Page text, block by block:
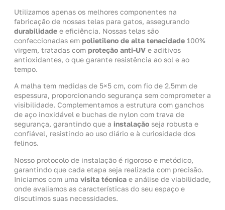
Utilizamos apenas os melhores componentes na
fabricação de nossas telas para gatos, assegurando
durabilidade e eficiência. Nossas telas são
confeccionadas em polietileno de alta tenacidade 100%
virgem, tratadas com proteção anti-UV e aditivos
antioxidantes, o que garante resistência ao sol e ao
tempo.
A malha tem medidas de 5×5 cm, com fio de 2.5mm de
espessura, proporcionando segurança sem comprometer a
visibilidade. Complementamos a estrutura com ganchos
de aço inoxidável e buchas de nylon com trava de
segurança, garantindo que a instalação seja robusta e
confiável, resistindo ao uso diário e à curiosidade dos
felinos.
Nosso protocolo de instalação é rigoroso e metódico,
garantindo que cada etapa seja realizada com precisão.
Iniciamos com uma visita técnica e análise de viabilidade,
onde avaliamos as características do seu espaço e
discutimos suas necessidades.